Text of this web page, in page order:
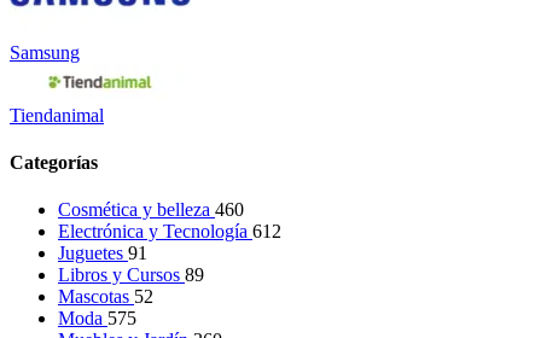
Samsung
Tiendanimal
Categorías
Cosmética y belleza 460
Electrónica y Tecnología 612
Juguetes 91
Libros y Cursos 89
Mascotas 52
Moda 575